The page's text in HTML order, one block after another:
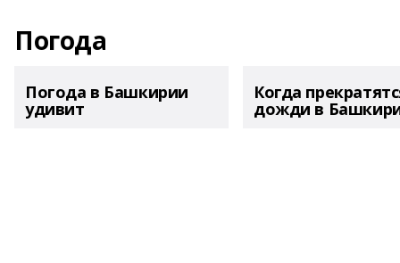
Погода
Погода в Башкирии
удивит
Когда
дожди в